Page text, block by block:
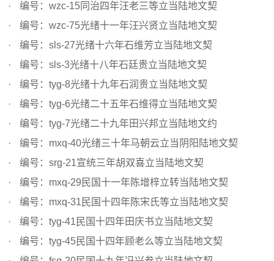
编号：wzc-15同治四年汪老三等立当陆地文契
编号：wzc-75光绪十一年汪兴贤立当陆地文契
编号：sls-27光绪十六年石维芳立当陆地文契
编号：sls-3光绪十八年石廷贵立当陆地文契
编号：tyg-8光绪十九年石润贵立当陆地文契
编号：tyg-6光绪二十五年石维得立当陆地文契
编号：tyg-7光绪二十九年田兴邦立当陆地文约
编号：mxq-40光绪三十年马朝云立当阴阳陆地文契
编号：srg-21宣统三年胡双喜立当陆地文契
编号：mxq-29民国十一年陈增梓立转当陆地文契
编号：mxq-31民国十四年陈宋氏等立当陆地文契
编号：tyg-41民国十四年田庆书立当陆地文契
编号：tyg-45民国十四年顾老么等立当陆地文契